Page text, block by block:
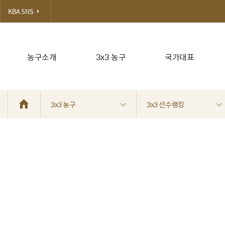
농구소개 3x3 농구 국가대표
KBA SNS
3x3 농구 3x3 선수랭킹